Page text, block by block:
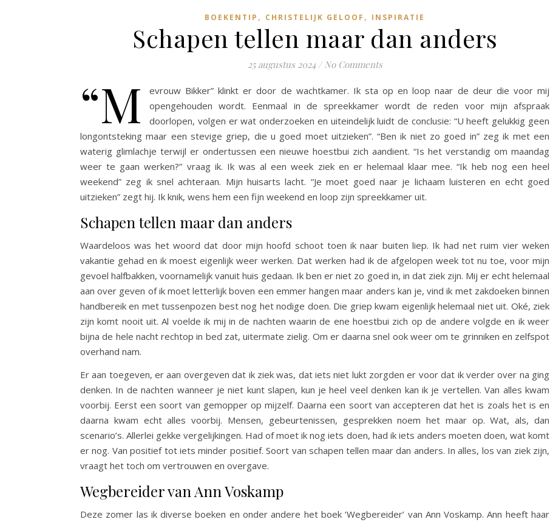
BOEKENTIP , CHRISTELIJK GELOOF , INSPIRATIE
Schapen tellen maar dan anders
25 augustus 2024 / No Comments
“M
evrouw Bikker” klinkt er door de wachtkamer. Ik sta op en loop naar de deur die voor mij
opengehouden wordt. Eenmaal in de spreekkamer wordt de reden voor mijn afspraak
doorlopen, volgen er wat onderzoeken en uiteindelijk luidt de conclusie: “U heeft gelukkig geen
longontsteking maar een stevige griep, die u goed moet uitzieken”. “Ben ik niet zo goed in” zeg ik met een
waterig glimlachje terwijl er ondertussen een nieuwe hoestbui zich aandient. “Is het verstandig om maandag
weer te gaan werken?” vraag ik. Ik was al een week ziek en er helemaal klaar mee. “Ik heb nog een heel
weekend” zeg ik snel achteraan. Mijn huisarts lacht. “Je moet goed naar je lichaam luisteren en echt goed
uitzieken” zegt hij. Ik knik, wens hem een fijn weekend en loop zijn spreekkamer uit.
Schapen tellen maar dan anders
Waardeloos was het woord dat door mijn hoofd schoot toen ik naar buiten liep. Ik had net ruim vier weken
vakantie gehad en ik moest eigenlijk weer werken. Dat werken had ik de afgelopen week tot nu toe, voor mijn
gevoel halfbakken, voornamelijk vanuit huis gedaan. Ik ben er niet zo goed in, in dat ziek zijn. Mij er echt helemaal
aan over geven of ik moet letterlijk boven een emmer hangen maar anders kan je, vind ik met zakdoeken binnen
handbereik en met tussenpozen best nog het nodige doen. Die griep kwam eigenlijk helemaal niet uit. Oké, ziek
zijn komt nooit uit. Al voelde ik mij in de nachten waarin de ene hoestbui zich op de andere volgde en ik weer
bijna de hele nacht rechtop in bed zat, uitermate zielig. Om er daarna snel ook weer om te grinniken en zelfspot
overhand nam.
Er aan toegeven, er aan overgeven dat ik ziek was, dat iets niet lukt zorgden er voor dat ik verder over na ging
denken. In de nachten wanneer je niet kunt slapen, kun je heel veel denken kan ik je vertellen. Van alles kwam
voorbij. Eerst een soort van gemopper op mijzelf. Daarna een soort van accepteren dat het is zoals het is en
daarna kwam echt alles voorbij. Mensen, gebeurtenissen, gesprekken noem het maar op. Wat, als, dan
scenario’s. Allerlei gekke vergelijkingen. Had of moet ik nog iets doen, had ik iets anders moeten doen, wat komt
er nog. Van positief tot iets minder positief. Soort van schapen tellen maar dan anders. In alles, los van ziek zijn,
vraagt het toch om vertrouwen en overgave.
Wegbereider van Ann Voskamp
Deze zomer las ik diverse boeken en onder andere het boek ‘Wegbereider’ van Ann Voskamp. Ann heeft haar